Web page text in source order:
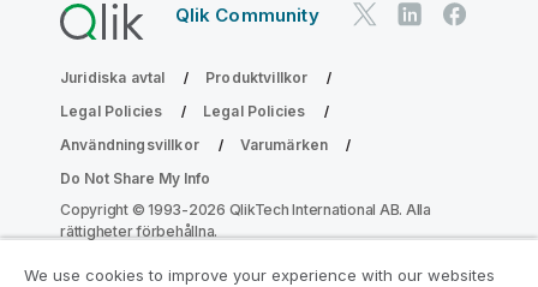
Qlik Community
Juridiska avtal
Produktvillkor
Legal Policies
Legal Policies
Användningsvillkor
Varumärken
Do Not Share My Info
Copyright © 1993-2026 QlikTech International AB. Alla
rättigheter förbehållna.
We use cookies to improve your experience with our websites